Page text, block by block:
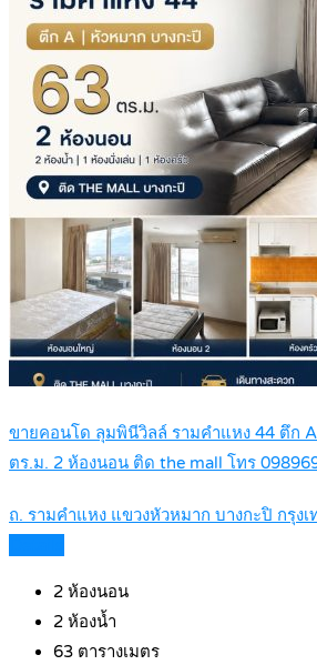
ขายคอนโด ลุมพินีวิลล์ รามคำแหง 44 ตึก
ตร.ม. 2 ห้องนอน ติด the mall โทร
ถ. รามคำแหง แขวงหัวหมาก บางกะปิ กรุง
2 ห้องนอน
2 ห้องน้ำ
63 ตารางเมตร